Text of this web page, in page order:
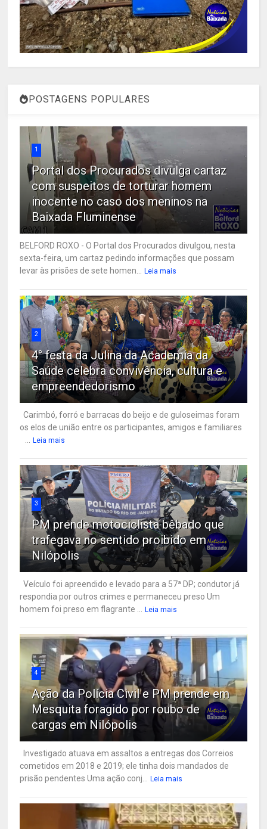
POSTAGENS POPULARES
1
Portal dos Procurados divulga cartaz
com suspeitos de torturar homem
inocente no caso dos meninos na
Baixada Fluminense
BELFORD ROXO - O Portal dos Procurados divulgou, nesta
sexta-feira, um cartaz pedindo informações que possam
levar às prisões de sete homen...
Leia mais
2
4° festa da Julina da Academia da
Saúde celebra convivência, cultura e
empreendedorismo
Carimbó, forró e barracas do beijo e de guloseimas foram
os elos de união entre os participantes, amigos e familiares
Leia mais
3
PM prende motociclista bêbado que
trafegava no sentido proibido em
Nilópolis
Veículo foi apreendido e levado para a 57ª DP; condutor já
respondia por outros crimes e permaneceu preso Um
homem foi preso em flagrante ...
Leia mais
4
Ação da Polícia Civil e PM prende em
Mesquita foragido por roubo de
cargas em Nilópolis
Investigado atuava em assaltos a entregas dos Correios
cometidos em 2018 e 2019; ele tinha dois mandados de
prisão pendentes Uma ação conj...
Leia mais